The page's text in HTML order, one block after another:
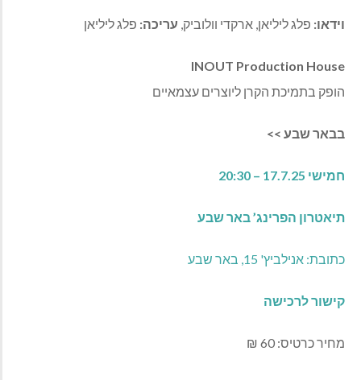
וידאו: פלג ליליאן, ארקדי וולוביק, עריכה: פלג ליליאן
INOUT Production House
הופק בתמיכת הקרן ליוצרים עצמאיים
בבאר שבע >>
חמישי 17.7.25 – 20:30
תיאטרון הפרינג’ באר שבע
כתובת: אנילביץ' 15, באר שבע
קישור לרכישה
מחיר כרטיס: 60 ₪